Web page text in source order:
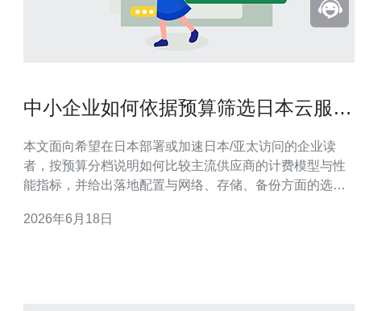
中小企业如何依据预算筛选日本云服务
本文面向希望在日本部署或加速日本/亚太访问的企业读
者，按预算分档说明如何比较主流供应商的计费模型与性
能指标，并给出落地配置与网络、存储、备份方面的选择
购日本云服务器？ 先明确用途：网站托管、后台API、数
2026年6月18日